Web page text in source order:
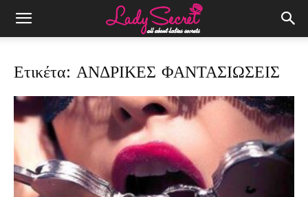
Ετικέτα: ΑΝΔΡΙΚΕΣ ΦΑΝΤΑΣΙΩΣΕΙΣ